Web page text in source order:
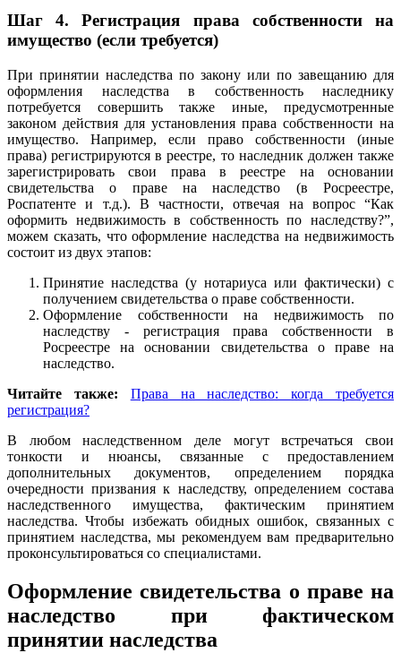
Шаг 4.
Регистрация права собственности на
имущество (если требуется)
При принятии наследства по закону или по завещанию для
оформления наследства в собственность наследнику
потребуется совершить также иные, предусмотренные
законом действия для установления права собственности на
имущество. Например, если право собственности (иные
права) регистрируются в реестре, то наследник должен также
зарегистрировать свои права в реестре на основании
свидетельства о праве на наследство (в Росреестре,
Роспатенте и т.д.). В частности, отвечая на вопрос “Как
оформить недвижимость в собственность по наследству?”,
можем сказать, что оформление наследства на недвижимость
состоит из двух этапов:
Принятие наследства (у нотариуса или фактически) с
получением свидетельства о праве собственности.
Оформление собственности на недвижимость по
наследству - регистрация права собственности в
Росреестре на основании свидетельства о праве на
наследство.
Читайте также:
Права на наследство: когда требуется
регистрация?
В любом наследственном деле могут встречаться свои
тонкости и нюансы, связанные с предоставлением
дополнительных документов, определением порядка
очередности призвания к наследству, определением состава
наследственного имущества, фактическим принятием
наследства. Чтобы избежать обидных ошибок, связанных с
принятием наследства, мы рекомендуем вам предварительно
проконсультироваться со специалистами.
Оформление свидетельства о праве на
наследство при фактическом
принятии наследства